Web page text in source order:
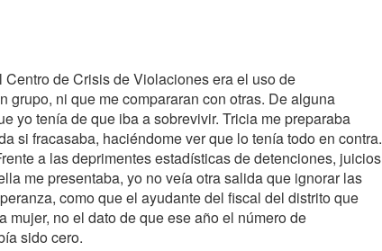
de Crisis de Violaciones era el uso de
grupo, ni que me compararan con otras. De alguna
yo tenía de que iba a sobrevivir. Tricia me preparaba
si fracasaba, haciéndome ver que lo tenía todo en contra.
a las deprimentes estadísticas de detenciones, juicios
me presentaba, yo no veía otra salida que ignorar las
como que el ayudante del fiscal del distrito que
no el dato de que ese año el número de
sido cero.